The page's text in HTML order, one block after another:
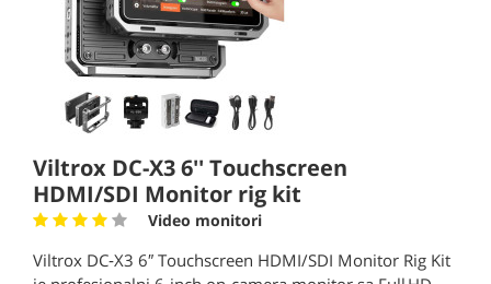
Viltrox DC-X3 6'' Touchscreen
HDMI/SDI Monitor rig kit
Video monitori
Viltrox DC‑X3 6″ Touchscreen HDMI/SDI Monitor Rig Kit